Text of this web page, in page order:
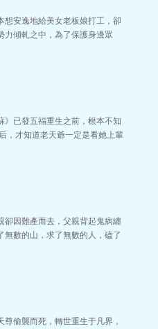
想安逸地給美女老板娘打工，卻
力傾軋之中，為了保護身邊眾
》已發五福重生之前，根本不知
，才知道老天爺一定是看她上輩
卻因難產而去，父親背起鬼病纏
無數的山，求了無數的人，磕了
尊偷襲而死，轉世重生于凡界，